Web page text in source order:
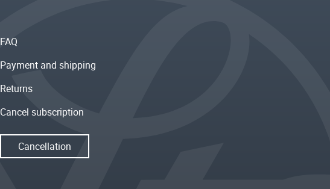
FAQ
Payment and shipping
Returns
Cancel subscription
Cancellation